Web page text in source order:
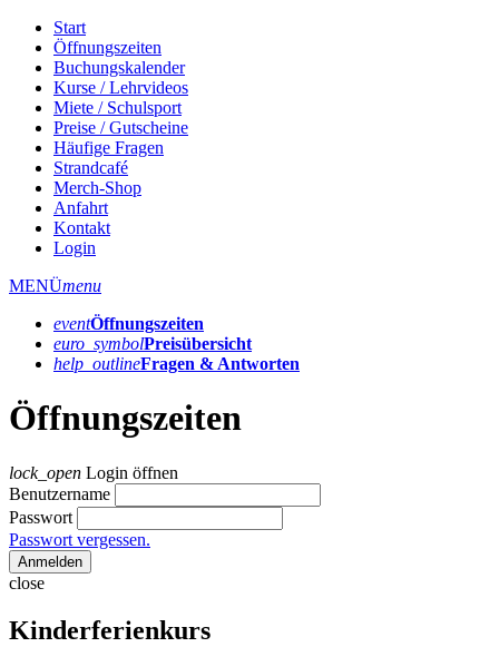
Start
Öffnungszeiten
Buchungskalender
Kurse / Lehrvideos
Miete / Schulsport
Preise / Gutscheine
Häufige Fragen
Strandcafé
Merch-Shop
Anfahrt
Kontakt
Login
MENÜmenu
eventÖffnungs­zeiten
euro_symbolPreis­übersicht
help_outlineFragen & Antworten
Öffnungszeiten
lock_open Login öffnen
Benutzername
Passwort
Passwort vergessen.
Anmelden
close
Kinderferienkurs